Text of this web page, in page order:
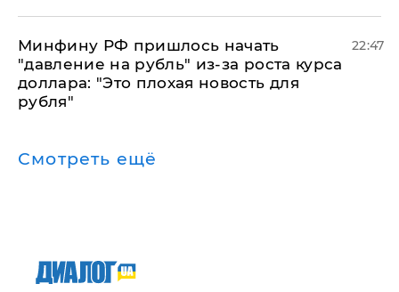
Минфину РФ пришлось начать
"давление на рубль" из-за роста курса
доллара: "Это плохая новость для
рубля"
22:47
Смотреть ещё